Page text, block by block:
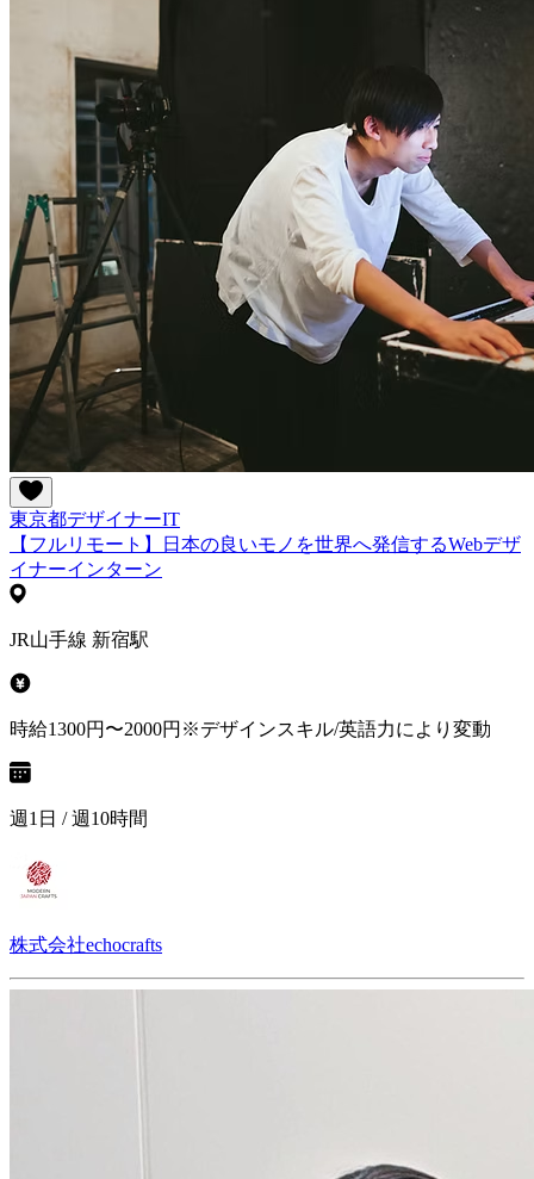
東京都デザイナーIT
【フルリモート】日本の良いモノを世界へ発信するWebデザ
イナーインターン
JR山手線 新宿駅
時給1300円〜2000円※デザインスキル/英語力により変動
週1日 / 週10時間
株式会社echocrafts